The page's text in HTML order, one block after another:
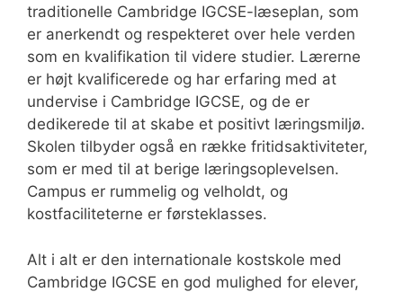
traditionelle Cambridge IGCSE-læseplan, som
er anerkendt og respekteret over hele verden
som en kvalifikation til videre studier. Lærerne
er højt kvalificerede og har erfaring med at
undervise i Cambridge IGCSE, og de er
dedikerede til at skabe et positivt læringsmiljø.
Skolen tilbyder også en række fritidsaktiviteter,
som er med til at berige læringsoplevelsen.
Campus er rummelig og velholdt, og
kostfaciliteterne er førsteklasses.
Alt i alt er den internationale kostskole med
Cambridge IGCSE en god mulighed for elever,